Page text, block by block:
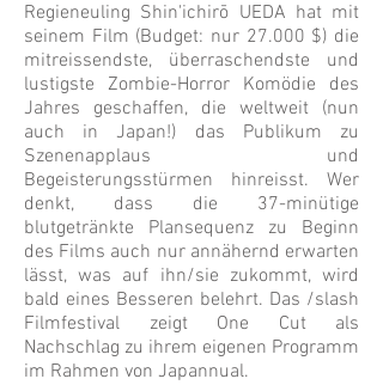
Regieneuling Shin'ichirō UEDA hat mit
seinem Film (Budget: nur 27.000 $) die
mitreissendste, überraschendste und
lustigste Zombie-Horror Komödie des
Jahres geschaffen, die weltweit (nun
auch in Japan!) das Publikum zu
Szenenapplaus und
Begeisterungsstürmen hinreisst. Wer
denkt, dass die 37-minütige
blutgetränkte Plansequenz zu Beginn
des Films auch nur annähernd erwarten
lässt, was auf ihn/sie zukommt, wird
bald eines Besseren belehrt. Das /slash
Filmfestival zeigt One Cut als
Nachschlag zu ihrem eigenen Programm
im Rahmen von Japannual.